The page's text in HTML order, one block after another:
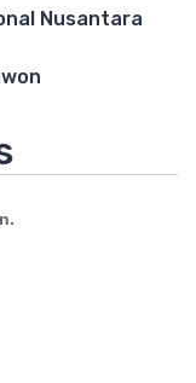
Nusantara